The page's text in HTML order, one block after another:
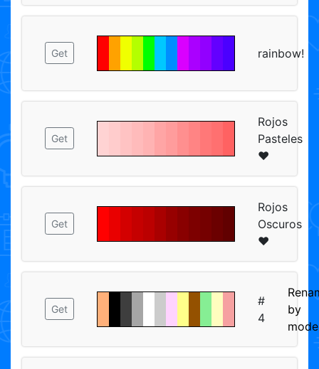
Get rainbow!
Get
Rojos
Pasteles
❤
Get
Rojos
Oscuros
❤
Get
#
4
by